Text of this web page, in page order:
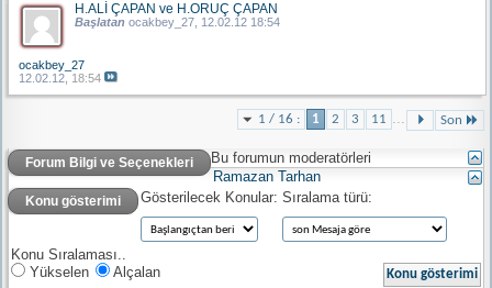
H.ALİ ÇAPAN ve H.ORUÇ ÇAPAN
Başlatan ocakbey_27 , 12.02.12 18:54
ocakbey_27
12.02.12, 18:54
1 / 16 : 1 2 3 11 ... Son
Forum Bilgi ve Seçenekleri
Bu forumun moderatörleri
Ramazan Tarhan
Konu gösterimi Gösterilecek Konular: Sıralama türü:
Konu Sıralaması..
Yükselen
Alçalan